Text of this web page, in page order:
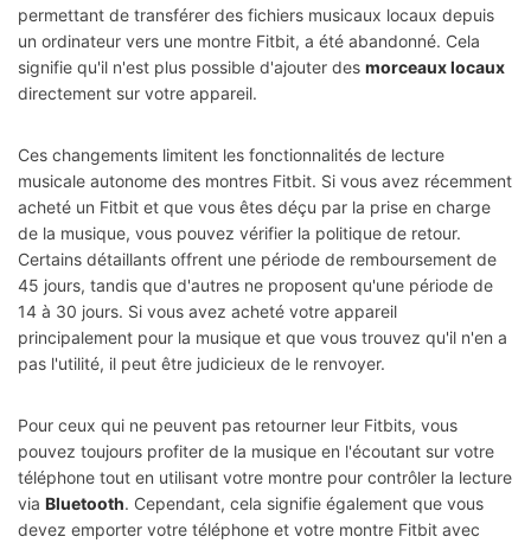
permettant de transférer des fichiers musicaux locaux depuis
un ordinateur vers une montre Fitbit, a été abandonné. Cela
signifie qu'il n'est plus possible d'ajouter des morceaux locaux
directement sur votre appareil.
Ces changements limitent les fonctionnalités de lecture
musicale autonome des montres Fitbit. Si vous avez récemment
acheté un Fitbit et que vous êtes déçu par la prise en charge
de la musique, vous pouvez vérifier la politique de retour.
Certains détaillants offrent une période de remboursement de
45 jours, tandis que d'autres ne proposent qu'une période de
14 à 30 jours. Si vous avez acheté votre appareil
principalement pour la musique et que vous trouvez qu'il n'en a
pas l'utilité, il peut être judicieux de le renvoyer.
Pour ceux qui ne peuvent pas retourner leur Fitbits, vous
pouvez toujours profiter de la musique en l'écoutant sur votre
téléphone tout en utilisant votre montre pour contrôler la lecture
via Bluetooth. Cependant, cela signifie également que vous
devez emporter votre téléphone et votre montre Fitbit avec